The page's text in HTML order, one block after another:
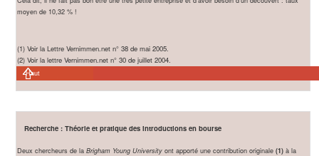
moyen de 10,32 % !
(1) Voir la Lettre Vernimmen.net n° 38 de mai 2005.
(2) Voir la lettre Vernimmen.net n° 30 de juillet 2004.
Haut
Recherche : Théorie et pratique des introductions en bourse
Deux chercheurs de la Brigham Young University ont apporté une contribution originale (1) à la